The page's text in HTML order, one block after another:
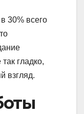
30% всего
гладко,
взгляд.